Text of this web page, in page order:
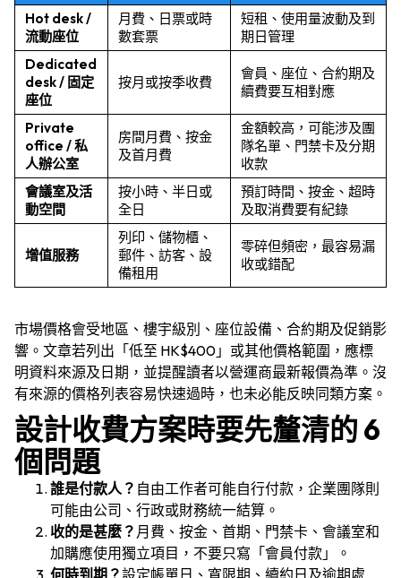
Hot desk /
流動座位
月費、日票或時
數套票
短租、使用量波動及到
期日管理
Dedicated
desk / 固定
座位
按月或按季收費
會員、座位、合約期及
續費要互相對應
Private
office / 私
人辦公室
房間月費、按金
及首月費
金額較高，可能涉及團
隊名單、門禁卡及分期
收款
會議室及活
動空間
按小時、半日或
全日
預訂時間、按金、超時
及取消費要有紀錄
增值服務
列印、儲物櫃、
郵件、訪客、設
備租用
零碎但頻密，最容易漏
收或錯配
市場價格會受地區、樓宇級別、座位設備、合約期及促銷影
響。文章若列出「低至 HK$400」或其他價格範圍，應標
明資料來源及日期，並提醒讀者以營運商最新報價為準。沒
有來源的價格列表容易快速過時，也未必能反映同類方案。
設計收費方案時要先釐清的 6
個問題
誰是付款人？ 自由工作者可能自行付款，企業團隊則
可能由公司、行政或財務統一結算。
收的是甚麼？ 月費、按金、首期、門禁卡、會議室和
加購應使用獨立項目，不要只寫「會員付款」。
何時到期？設定帳單日、寬限期、續約日及逾期處